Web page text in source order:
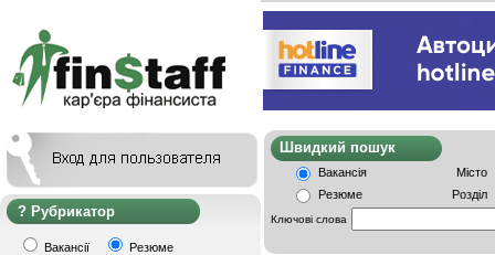
Рубрикатор
Вакансії Резюме
Швидкий
Вакансія
Місто
Резюме
Розділ
Ключові слова